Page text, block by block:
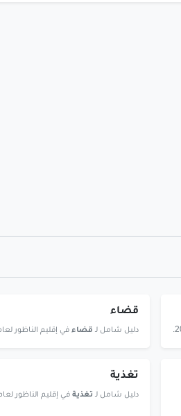
قضاء
دليل شامل لـ قضاء في إقليم الناظور لعام
تغذية
دليل شامل لـ تغذية في إقليم الناظور لعام